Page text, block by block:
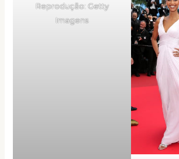
Reprodução: Getty
Imagens